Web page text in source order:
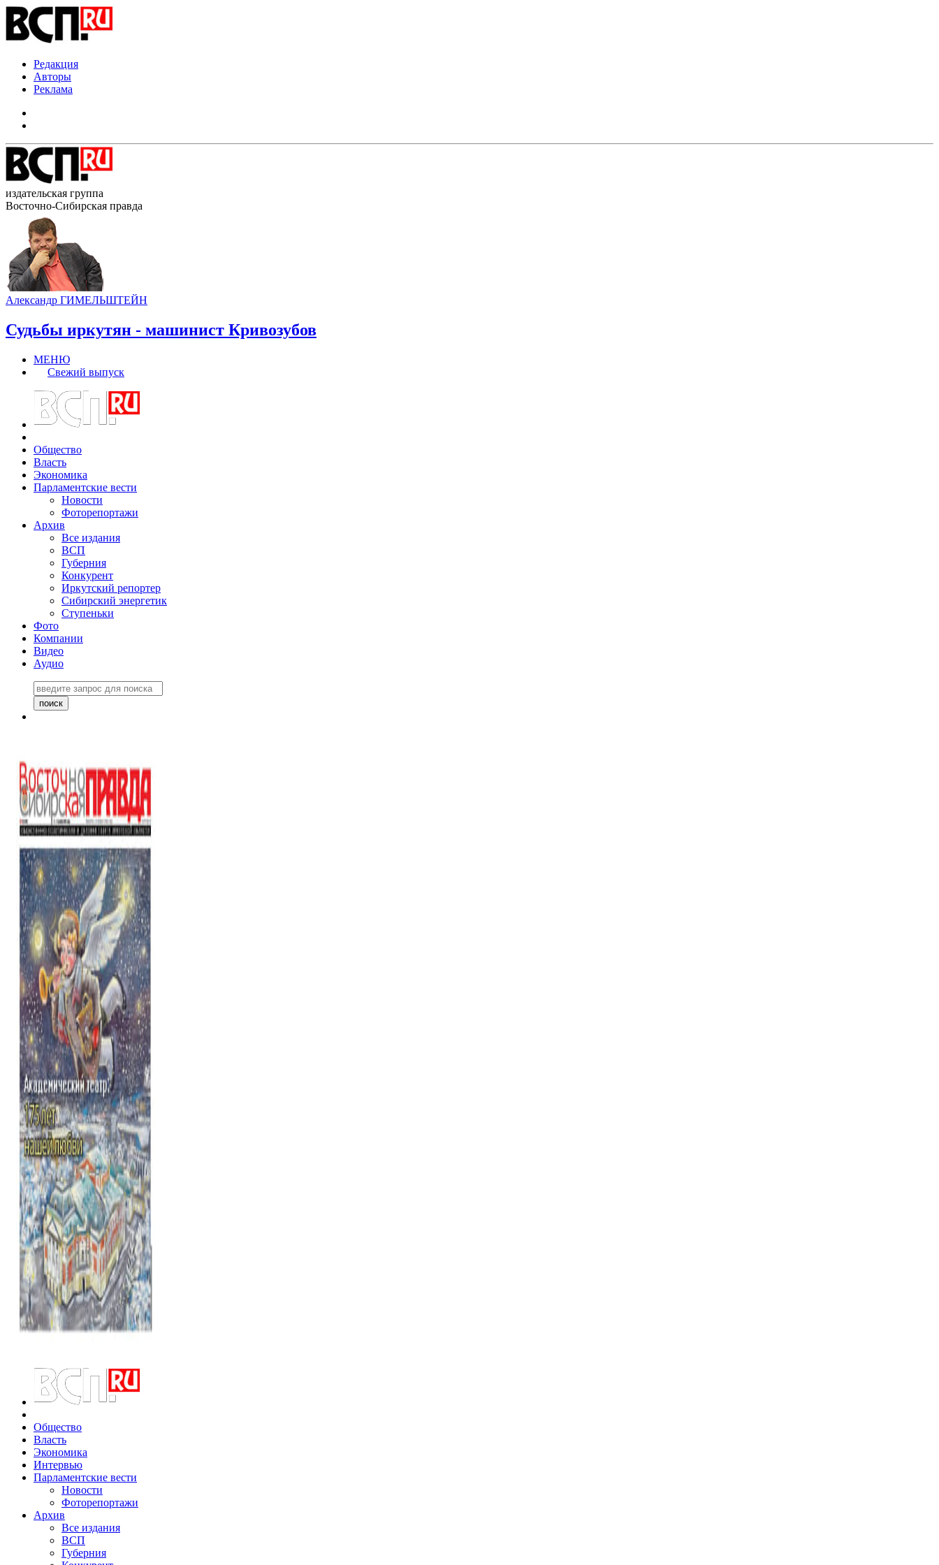
Редакция
Авторы
Реклама
издательская группа
Восточно-Сибирская правда
Александр ГИМЕЛЬШТЕЙН
Судьбы иркутян - машинист Кривозубов
МЕНЮ
Свежий выпуск
Общество
Власть
Экономика
Парламентские вести
Новости
Фоторепортажи
Архив
Все издания
ВСП
Губерния
Конкурент
Иркутский репортер
Сибирский энергетик
Ступеньки
Фото
Компании
Видео
Аудио
Общество
Власть
Экономика
Интервью
Парламентские вести
Новости
Фоторепортажи
Архив
Все издания
ВСП
Губерния